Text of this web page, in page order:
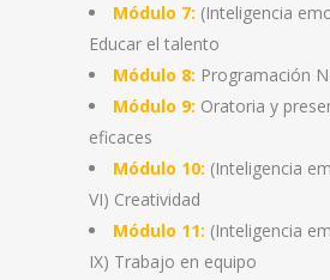
Módulo 7: (Inteligencia
Educar el talento
Módulo 8: Programación
Módulo 9: Oratoria y
eficaces
Módulo 10: (Inteligencia
VI) Creatividad
Módulo 11: (Inteligencia
IX) Trabajo en equipo